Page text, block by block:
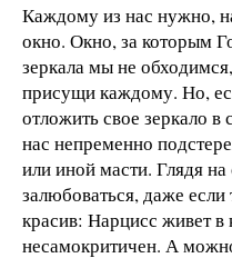
Каждому из нас нужно,
окно. Окно, за которым
зеркала мы не
присущи каждому. Но,
отложить свое зеркало
нас непременно
или иной масти. Глядя
залюбоваться, даже
красив: Нарцисс живет
несамокритичен. А